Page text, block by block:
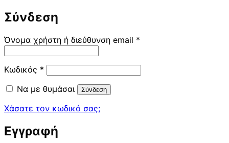
Σύνδεση
Όνομα χρήστη ή διεύθυνση email *
Κωδικός * Απαιτείται
Να με θυμάσαι
Σύνδεση
Χάσατε τον κωδικό σας;
Εγγραφή